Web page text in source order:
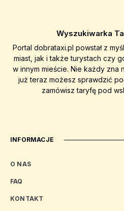
Wyszukiwarka
Portal dobrataxi.pl powstał z
miast, jak i także turystach czy
w innym mieście. Nie każdy zna
już teraz możesz sprawdzić
zamówisz taryfę pod
INFORMACJE
O NAS
FAQ
KONTAKT